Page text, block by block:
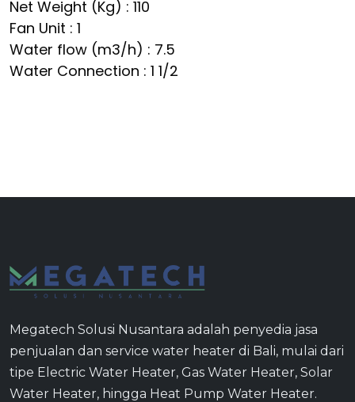
Net Weight (Kg) : 110
Fan Unit : 1
Water flow (m3/h) : 7.5
Water Connection : 1 1/2
Megatech Solusi Nusantara adalah penyedia jasa
penjualan dan service water heater di Bali, mulai dari
tipe Electric Water Heater, Gas Water Heater, Solar
Water Heater, hingga Heat Pump Water Heater.